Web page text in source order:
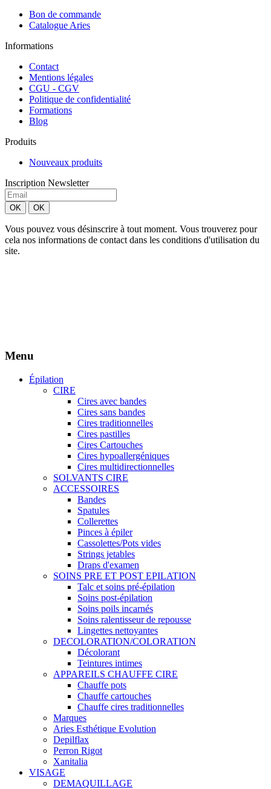
Bon de commande
Catalogue Aries
Informations
Contact
Mentions légales
CGU - CGV
Politique de confidentialité
Formations
Blog
Produits
Nouveaux produits
Inscription Newsletter
Vous pouvez vous désinscrire à tout moment. Vous trouverez pour
cela nos informations de contact dans les conditions d'utilisation du
site.
Menu
Épilation
CIRE
Cires avec bandes
Cires sans bandes
Cires traditionnelles
Cires pastilles
Cires Cartouches
Cires hypoallergéniques
Cires multidirectionnelles
SOLVANTS CIRE
ACCESSOIRES
Bandes
Spatules
Collerettes
Pinces à épiler
Cassolettes/Pots vides
Strings jetables
Draps d'examen
SOINS PRE ET POST EPILATION
Talc et soins pré-épilation
Soins post-épilation
Soins poils incarnés
Soins ralentisseur de repousse
Lingettes nettoyantes
DECOLORATION/COLORATION
Décolorant
Teintures intimes
APPAREILS CHAUFFE CIRE
Chauffe pots
Chauffe cartouches
Chauffe cires traditionnelles
Marques
Aries Esthétique Evolution
Depilflax
Perron Rigot
Xanitalia
VISAGE
DEMAQUILLAGE